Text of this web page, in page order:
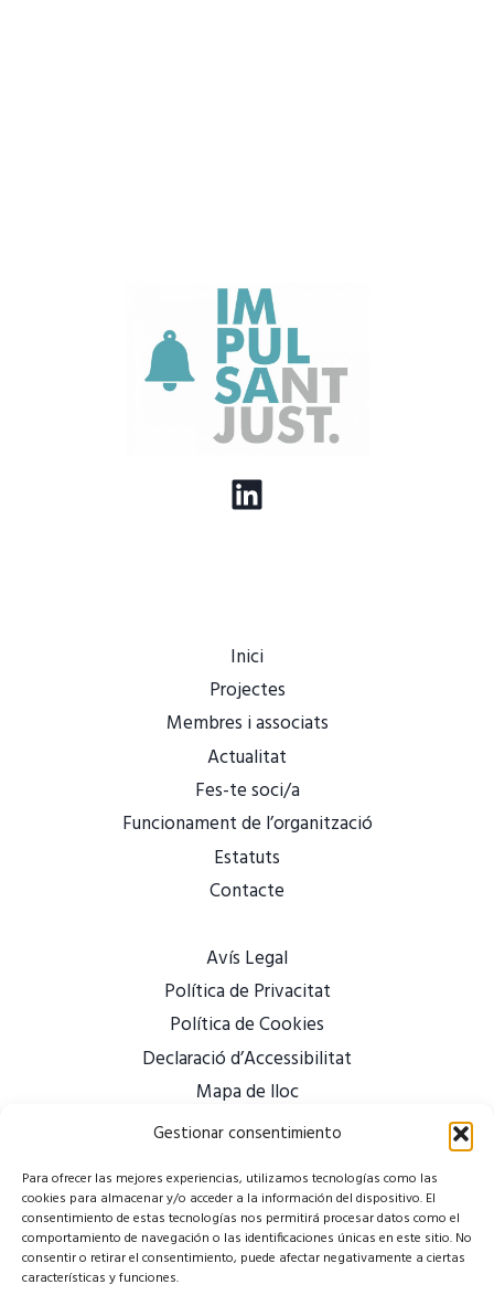
Gestionar consentimiento
Para ofrecer las mejores experiencias, utilizamos tecnologías como las
cookies para almacenar y/o acceder a la información del dispositivo. El
consentimiento de estas tecnologías nos permitirá procesar datos como el
comportamiento de navegación o las identificaciones únicas en este sitio. No
consentir o retirar el consentimiento, puede afectar negativamente a ciertas
características y funciones.
LinkedIn
Inici
Projectes
Membres i associats
Actualitat
Fes-te soci/a
Funcionament de l’organització
Estatuts
Contacte
Avís Legal
Política de Privacitat
Política de Cookies
Declaració d’Accessibilitat
Mapa de lloc